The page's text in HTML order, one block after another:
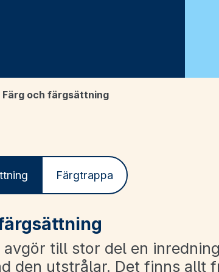
Färg och färgsättning
Färgtrappa
till stor del en
den utstrålar. Det finns allt